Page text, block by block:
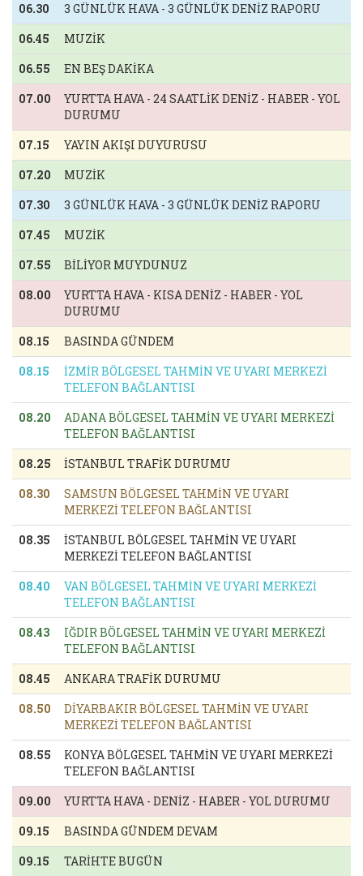
06.30
3 GÜNLÜK HAVA - 3 GÜNLÜK DENİZ RAPORU
06.45
MUZİK
06.55
EN BEŞ DAKİKA
07.00
YURTTA HAVA - 24 SAATLİK DENİZ - HABER - YOL
DURUMU
07.15
YAYIN AKIŞI DUYURUSU
07.20
MUZİK
07.30
3 GÜNLÜK HAVA - 3 GÜNLÜK DENİZ RAPORU
07.45
MUZİK
07.55
BİLİYOR MUYDUNUZ
08.00
YURTTA HAVA - KISA DENİZ - HABER - YOL
DURUMU
08.15
BASINDA GÜNDEM
08.15
İZMİR BÖLGESEL TAHMİN VE UYARI MERKEZİ
TELEFON BAĞLANTISI
08.20
ADANA BÖLGESEL TAHMİN VE UYARI MERKEZİ
TELEFON BAĞLANTISI
08.25
İSTANBUL TRAFİK DURUMU
08.30
SAMSUN BÖLGESEL TAHMİN VE UYARI
MERKEZİ TELEFON BAĞLANTISI
08.35
İSTANBUL BÖLGESEL TAHMİN VE UYARI
MERKEZİ TELEFON BAĞLANTISI
08.40
VAN BÖLGESEL TAHMİN VE UYARI MERKEZİ
TELEFON BAĞLANTISI
08.43
IĞDIR BÖLGESEL TAHMİN VE UYARI MERKEZİ
TELEFON BAĞLANTISI
08.45
ANKARA TRAFİK DURUMU
08.50
DİYARBAKIR BÖLGESEL TAHMİN VE UYARI
MERKEZİ TELEFON BAĞLANTISI
08.55
KONYA BÖLGESEL TAHMİN VE UYARI MERKEZİ
TELEFON BAĞLANTISI
09.00
YURTTA HAVA - DENİZ - HABER - YOL DURUMU
09.15
BASINDA GÜNDEM DEVAM
09.15
TARİHTE BUGÜN